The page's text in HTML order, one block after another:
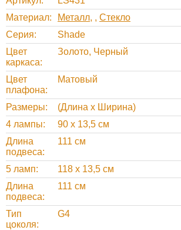
Материал
Металл , Стекло
Серия
Shade
Цвет
каркаса
Золото, Черный
Цвет
плафона
Матовый
Размеры
(Длина х Ширина)
4 лампы
90 х 13,5 см
Длина
подвеса
111 см
5 ламп
118 х 13,5 см
Длина
подвеса
111 см
Тип
цоколя
G4